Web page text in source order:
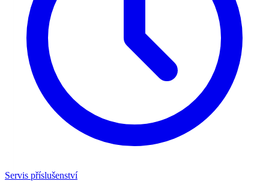
Servis příslušenství